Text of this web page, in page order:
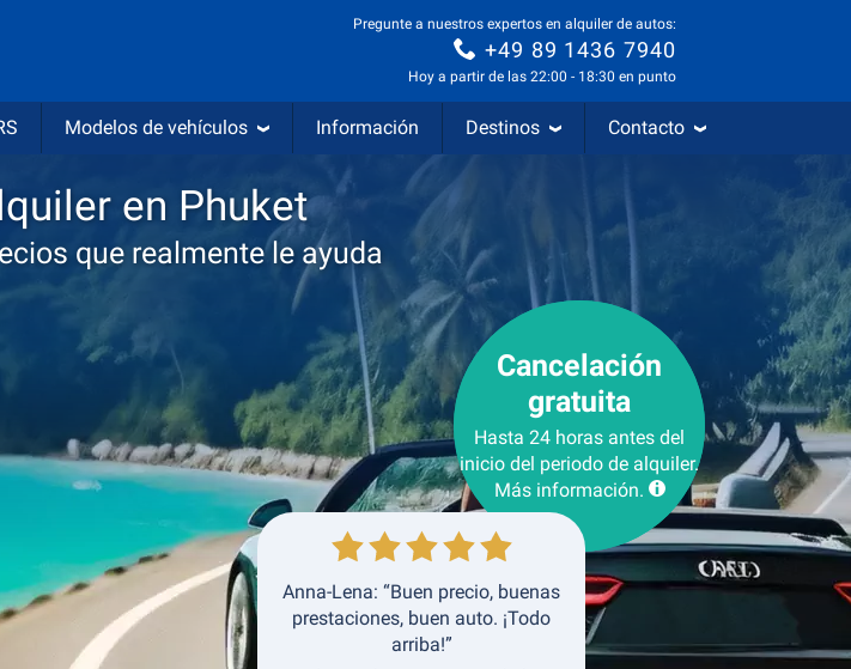
Pregunte a nuestros expertos en alquiler de autos:
+49 89 1436 7940
Hoy a partir de las 22:00 - 18:30 en punto
Modelos de vehículos Información Destinos Contacto
en Phuket
que realmente le ayuda
Devolución
Cancelación
gratuita
Hasta 24 horas antes del
inicio del periodo de alquiler.
Más información.
Anna-Lena: “Buen precio, buenas
prestaciones, buen auto. ¡Todo
arriba!”